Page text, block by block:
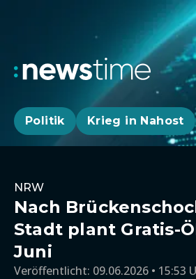
Politik Krieg in Nahost
NRW
Nach
Stadt plant Gratis-
Juni
Veröffentlicht: 09.06.2026 • 15:53